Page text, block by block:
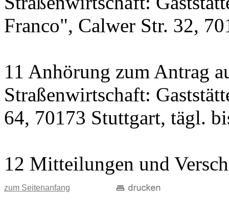
Franco", Calwer Str. 32,
11 Anhörung zum Antrag
Straßenwirtschaft:
64, 70173 Stuttgart, tägl.
12 Mitteilungen und
zum Seitenanfang